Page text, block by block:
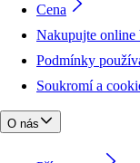
Cena
Nakupujte online
Podmínky
Soukromí a
O nás